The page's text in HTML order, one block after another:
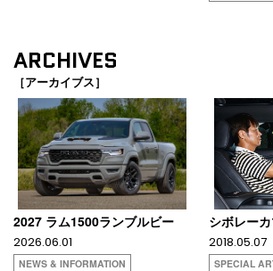
ARCHIVES
［アーカイブス］
2027 ラム1500ランブルビー
2026.06.01
NEWS & INFORMATION
シボレー
2018.05.07
SPECIAL